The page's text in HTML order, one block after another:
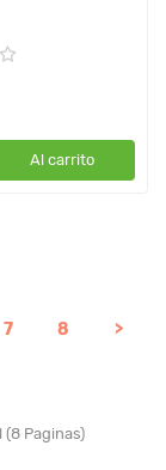
Al carrito
7 8 >
Paginas)